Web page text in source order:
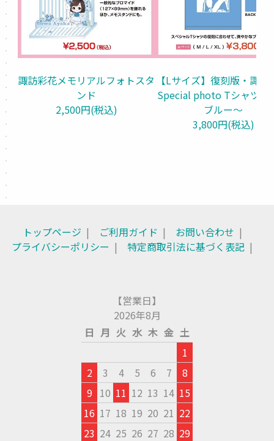
諏訪彩花メモリアルフォトスタ
ンド
2,500円(税込)
【Lサイズ】復刻版・諏訪
Special photo Tシャツ～
ブルー～
3,800円(税込)
トップページ ご利用ガイド
お問い合わせ
プライバシーポリシー
特定商取引法に基づく表記
【営業日】
2026年8月
日 月 火 水 木 金 土
1
2
3 4 5 6 7
8
9 10 11 12 13 14 15
16 17 18 19 20 21 22
23 24 25 26 27 28 29